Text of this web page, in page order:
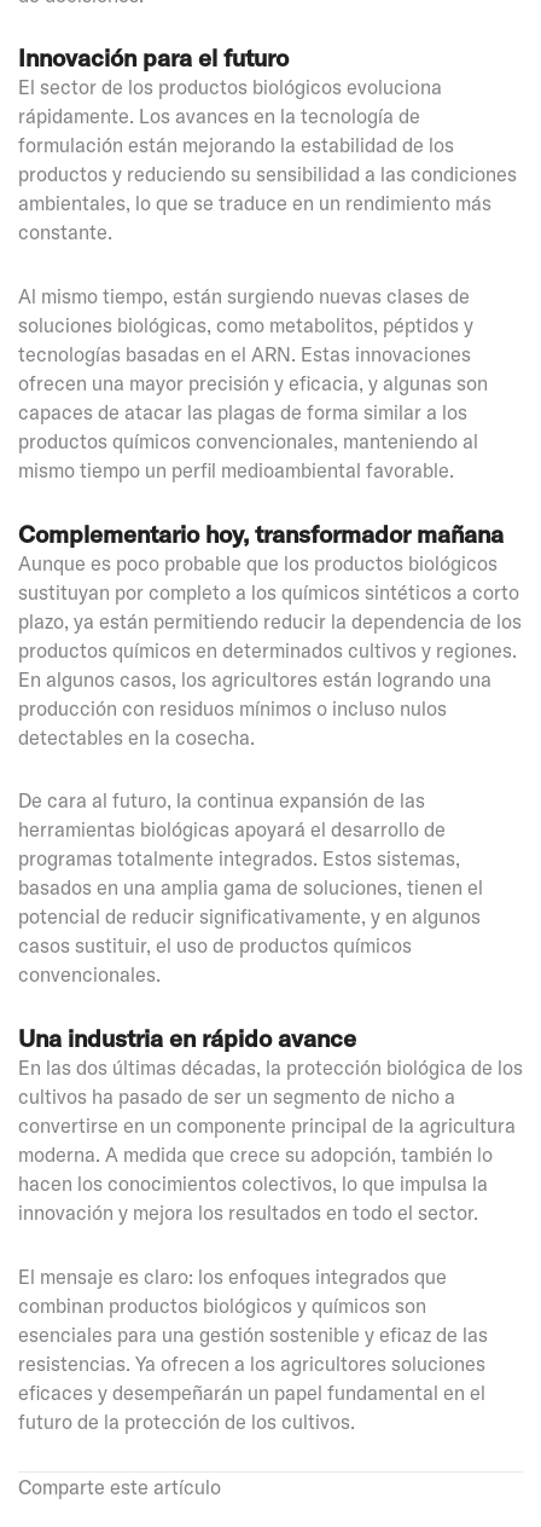
Innovación para el futuro
El sector de los productos biológicos evoluciona
rápidamente. Los avances en la tecnología de
formulación están mejorando la estabilidad de los
productos y reduciendo su sensibilidad a las condiciones
ambientales, lo que se traduce en un rendimiento más
constante.
Al mismo tiempo, están surgiendo nuevas clases de
soluciones biológicas, como metabolitos, péptidos y
tecnologías basadas en el ARN. Estas innovaciones
ofrecen una mayor precisión y eficacia, y algunas son
capaces de atacar las plagas de forma similar a los
productos químicos convencionales, manteniendo al
mismo tiempo un perfil medioambiental favorable.
Complementario hoy, transformador mañana
Aunque es poco probable que los productos biológicos
sustituyan por completo a los químicos sintéticos a corto
plazo, ya están permitiendo reducir la dependencia de los
productos químicos en determinados cultivos y regiones.
En algunos casos, los agricultores están logrando una
producción con residuos mínimos o incluso nulos
detectables en la cosecha.
De cara al futuro, la continua expansión de las
herramientas biológicas apoyará el desarrollo de
programas totalmente integrados. Estos sistemas,
basados en una amplia gama de soluciones, tienen el
potencial de reducir significativamente, y en algunos
casos sustituir, el uso de productos químicos
convencionales.
Una industria en rápido avance
En las dos últimas décadas, la protección biológica de los
cultivos ha pasado de ser un segmento de nicho a
convertirse en un componente principal de la agricultura
moderna. A medida que crece su adopción, también lo
hacen los conocimientos colectivos, lo que impulsa la
innovación y mejora los resultados en todo el sector.
El mensaje es claro: los enfoques integrados que
combinan productos biológicos y químicos son
esenciales para una gestión sostenible y eficaz de las
resistencias. Ya ofrecen a los agricultores soluciones
eficaces y desempeñarán un papel fundamental en el
futuro de la protección de los cultivos.
Comparte este artículo